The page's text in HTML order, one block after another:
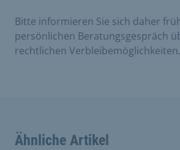
Bitte informieren Sie sich daher
persönlichen Beratungsgespräch
rechtlichen Verbleibemöglichkeiten.
Ähnliche Artikel